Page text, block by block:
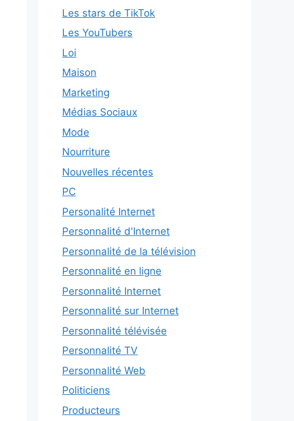
Les stars de TikTok
Les YouTubers
Loi
Maison
Marketing
Médias Sociaux
Mode
Nourriture
Nouvelles récentes
PC
Personalité Internet
Personnalité d'Internet
Personnalité de la télévision
Personnalité en ligne
Personnalité Internet
Personnalité sur Internet
Personnalité télévisée
Personnalité TV
Personnalité Web
Politiciens
Producteurs